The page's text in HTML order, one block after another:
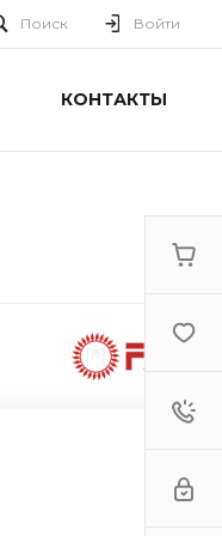
Поиск Войти
КОНТАКТЫ